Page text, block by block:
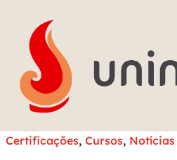
Certificações, Cursos,